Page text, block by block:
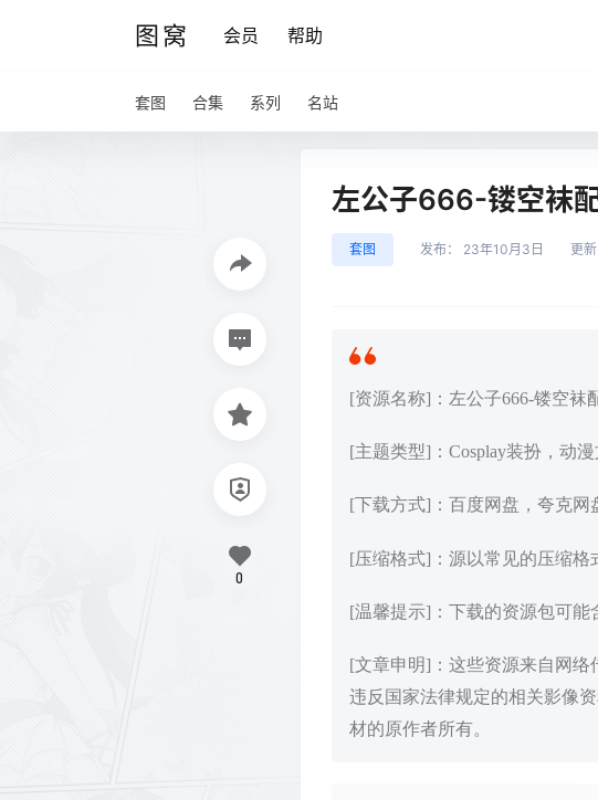
图窝 会员 帮助
套图 合集 系列 名站
左公子666-镂空袜
套图 发布： 23年10月3日 更新
[资源名称]：左公子666-镂空袜
[主题类型]：Cosplay装扮，动
[下载方式]：百度网盘，夸克网
[压缩格式]：源以常见的压缩格
[温馨提示]：下载的资源包可能
[文章申明]：这些资源来自网
违反国家法律规定的相关影像
材的原作者所有。
0